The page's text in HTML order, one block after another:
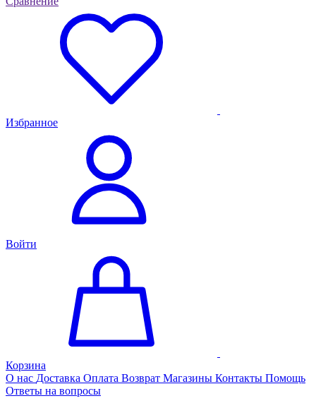
Избранное
Войти
Корзина
О нас Доставка Оплата Возврат Магазины Контакты Помощь
Ответы на вопросы